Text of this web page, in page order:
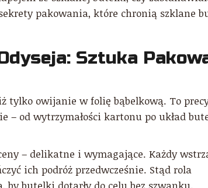
pakowania, które chronią szklane
Sztuka
tylko owijanie w folię bąbelkową. To
– od wytrzymałości kartonu po układ
– delikatne i wymagające. Każdy
ich podróż przedwcześnie. Stąd rola